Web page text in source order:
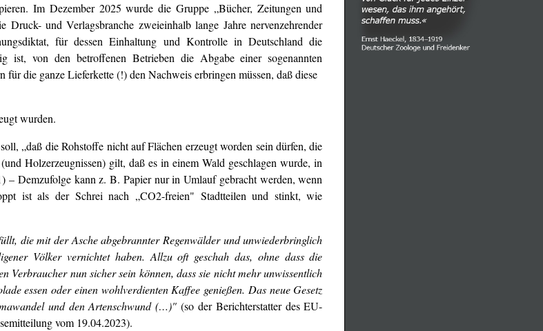
Im Dezember 2025 wurde die Gruppe „Bücher, Zeitungen und
und Verlagsbranche zweieinhalb lange Jahre nervenzehrender
für dessen Einhaltung und Kontrolle in Deutschland die
ist, von den betroffenen Betrieben die Abgabe einer sogenannten
die ganze Lieferkette (!) den Nachweis erbringen müssen, daß diese
wurden.
„daß die Rohstoffe nicht auf Flächen erzeugt worden sein dürfen, die
Holzerzeugnissen) gilt, daß es in einem Wald geschlagen wurde, in
– Demzufolge kann z. B. Papier nur in Umlauf gebracht werden, wenn
ist als der Schrei nach „CO2-freien" Stadtteilen und stinkt, wie
die mit der Asche abgebrannter Regenwälder und unwiederbringlich
Völker vernichtet haben. Allzu oft geschah das, ohne dass die
Verbraucher nun sicher sein können, dass sie nicht mehr unwissentlich
essen oder einen wohlverdienten Kaffee genießen. Das neue Gesetz
und den Artenschwund (…)" (so der Berichterstatter des EU-
vom 19.04.2023).